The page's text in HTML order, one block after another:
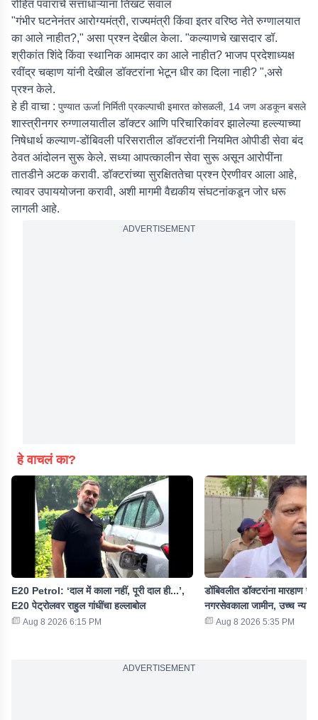
रोहित पवारांचे सत्ताधाऱ्यांना तिखट सवाल
"गंभीर घटनेनंतर आरोग्यमंत्री, राज्यमंत्री किंवा इतर वरिष्ठ नेते रुग्णालयात
का आले नाहीत?," असा प्रश्न देखील केला. "कल्याणचे खासदार डॉ.
श्रीकांत शिंदे किंवा स्थानिक आमदार का आले नाहीत? भाजप प्रदेशाध्यक्ष
रवींद्र चव्हाण यांनी देखील डॉक्टरांना भेटून धीर का दिला नाही? ",असे
प्रश्न केले.
हे ही वाचा : पुण्यात ऊर्जा निर्मिती प्रकल्पाची इमारत कोसळली, 14 जण अडकून बसले
शास्त्रीनगर रुग्णालयातील डॉक्टर आणि परिचारिकांवर झालेल्या हल्ल्याच्या
निषेधार्थ कल्याण-डोंबिवली परिसरातील डॉक्टरांनी नियमित ओपीडी सेवा बंद
ठेवत आंदोलन सुरू केले. सध्या आपत्कालीन सेवा सुरू असून आरोपींना
तातडीने अटक करावी. डॉक्टरांच्या सुरक्षिततेचा प्रश्न ऐरणीवर आला आहे,
त्यावर उपाययोजना करावी, अशी मागमी वैद्यकीय संघटनांकडून जोर धरू
लागली आहे.
ADVERTISEMENT
हे वाचलं का?
E20 Petrol: ‘दाल में काला नहीं, पूरी दाल ही...’,
E20 पेट्रोलवर राहुल गांधींचा हल्लाबोल
Aug 8 2026 6:15 PM
डोंबिवलीत डॉक्टरांना मारहाण
नगरसेवकाला जामीन, उच्च
Aug 8 2026 5:35 PM
ADVERTISEMENT